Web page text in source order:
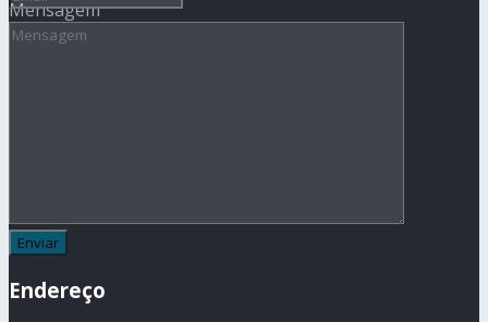
Mensagem
Endereço